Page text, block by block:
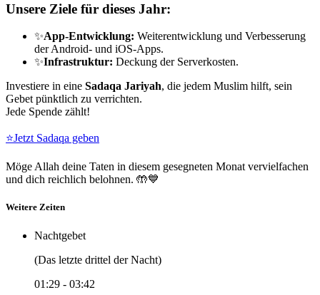
Unsere Ziele für dieses Jahr:
✨App-Entwicklung: Weiterentwicklung und Verbesserung
der Android- und iOS-Apps.
✨Infrastruktur: Deckung der Serverkosten.
Investiere in eine Sadaqa Jariyah, die jedem Muslim hilft, sein
Gebet pünktlich zu verrichten.
Jede Spende zählt!
⭐Jetzt Sadaqa geben
Möge Allah deine Taten in diesem gesegneten Monat vervielfachen
und dich reichlich belohnen. 🤲💙
Weitere Zeiten
Nachtgebet
(Das letzte drittel der Nacht)
01:29 - 03:42